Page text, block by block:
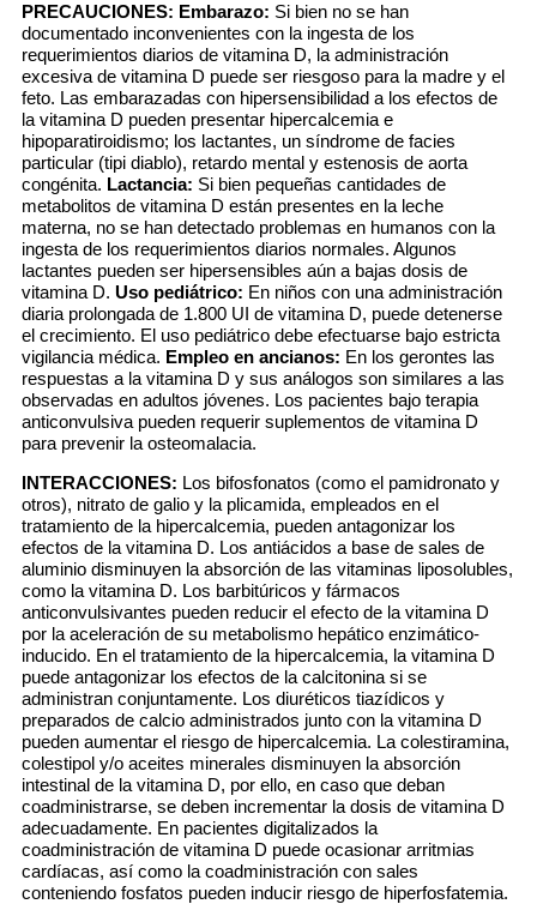
PRECAUCIONES: Embarazo: Si bien no se han
documentado inconvenientes con la ingesta de los
requerimientos diarios de vitamina D, la administración
excesiva de vitamina D puede ser riesgoso para la madre y el
feto. Las embarazadas con hipersensibilidad a los efectos de
la vitamina D pueden presentar hipercalcemia e
hipoparatiroidismo; los lactantes, un síndrome de facies
particular (tipi diablo), retardo mental y estenosis de aorta
congénita. Lactancia: Si bien pequeñas cantidades de
metabolitos de vitamina D están presentes en la leche
materna, no se han detectado problemas en humanos con la
ingesta de los requerimientos diarios normales. Algunos
lactantes pueden ser hipersensibles aún a bajas dosis de
vitamina D. Uso pediátrico: En niños con una administración
diaria prolongada de 1.800 UI de vitamina D, puede detenerse
el crecimiento. El uso pediátrico debe efectuarse bajo estricta
vigilancia médica. Empleo en ancianos: En los gerontes las
respuestas a la vitamina D y sus análogos son similares a las
observadas en adultos jóvenes. Los pacientes bajo terapia
anticonvulsiva pueden requerir suplementos de vitamina D
para prevenir la osteomalacia.
INTERACCIONES: Los bifosfonatos (como el pamidronato y
otros), nitrato de galio y la plicamida, empleados en el
tratamiento de la hipercalcemia, pueden antagonizar los
efectos de la vitamina D. Los antiácidos a base de sales de
aluminio disminuyen la absorción de las vitaminas liposolubles,
como la vitamina D. Los barbitúricos y fármacos
anticonvulsivantes pueden reducir el efecto de la vitamina D
por la aceleración de su metabolismo hepático enzimático-
inducido. En el tratamiento de la hipercalcemia, la vitamina D
puede antagonizar los efectos de la calcitonina si se
administran conjuntamente. Los diuréticos tiazídicos y
preparados de calcio administrados junto con la vitamina D
pueden aumentar el riesgo de hipercalcemia. La colestiramina,
colestipol y/o aceites minerales disminuyen la absorción
intestinal de la vitamina D, por ello, en caso que deban
coadministrarse, se deben incrementar la dosis de vitamina D
adecuadamente. En pacientes digitalizados la
coadministración de vitamina D puede ocasionar arritmias
cardíacas, así como la coadministración con sales
conteniendo fosfatos pueden inducir riesgo de hiperfosfatemia.